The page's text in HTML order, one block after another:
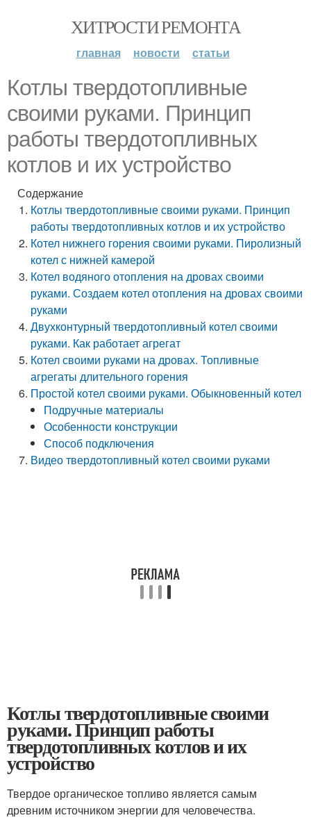
ХИТРОСТИ РЕМОНТА
главная новости статьи
Котлы твердотопливные
своими руками. Принцип
работы твердотопливных
котлов и их устройство
Содержание
Котлы твердотопливные своими руками. Принцип
работы твердотопливных котлов и их устройство
Котел нижнего горения своими руками. Пиролизный
котел с нижней камерой
Котел водяного отопления на дровах своими
руками. Создаем котел отопления на дровах своими
руками
Двухконтурный твердотопливный котел своими
руками. Как работает агрегат
Котел своими руками на дровах. Топливные
агрегаты длительного горения
Простой котел своими руками. Обыкновенный котел
Подручные материалы
Особенности конструкции
Способ подключения
Видео твердотопливный котел своими руками
Котлы твердотопливные своими
руками. Принцип работы
твердотопливных котлов и их
устройство
Твердое органическое топливо является самым
древним источником энергии для человечества.